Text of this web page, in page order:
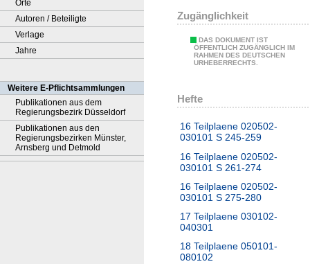
Orte
Autoren / Beteiligte
Verlage
Jahre
Weitere E-Pflichtsammlungen
Publikationen aus dem
Regierungsbezirk Düsseldorf
Publikationen aus den
Regierungsbezirken Münster,
Arnsberg und Detmold
Zugänglichkeit
DAS DOKUMENT IST
ÖFFENTLICH ZUGÄNGLICH IM
RAHMEN DES DEUTSCHEN
URHEBERRECHTS.
Hefte
16 Teilplaene 020502-
030101 S 245-259
16 Teilplaene 020502-
030101 S 261-274
16 Teilplaene 020502-
030101 S 275-280
17 Teilplaene 030102-
040301
18 Teilplaene 050101-
080102